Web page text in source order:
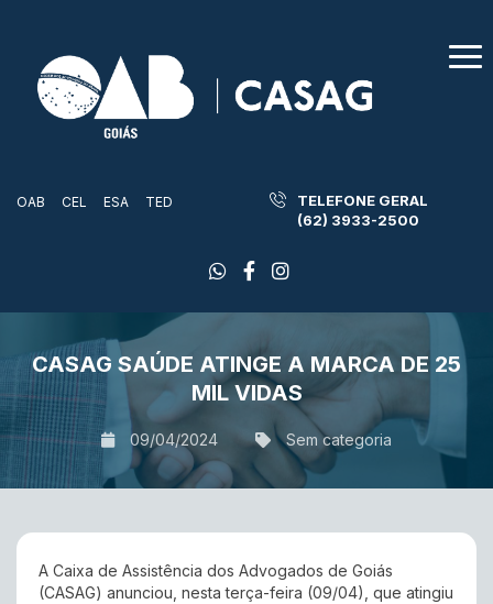
OAB CEL ESA TED
TELEFONE GERAL
(62) 3933-2500
CASAG SAÚDE ATINGE A MARCA DE 25
MIL VIDAS
09/04/2024 Sem categoria
A Caixa de Assistência dos Advogados de Goiás
(CASAG) anunciou, nesta terça-feira (09/04), que atingiu